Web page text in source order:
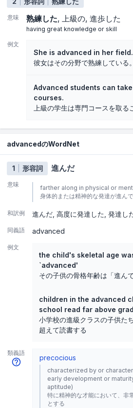
意味 熟練した 上級の 進歩した
having great knowledge or skill
例文
She is advanced in her field.
彼女はその分野で熟練している。
Advanced students can
courses.
上級の学生は専門コースを取る
advancedのWordNet
1 形容詞 進んだ
意味
farther along in physical or
身体的または精神的な発達が進ん
和訳例 進んだ 高度に発達した 発達し
同義語 advanced
例文
the child's skeletal age
`advanced'
その子供の骨格年齢は「進ん
children in the advanced
school read far above
小学校の進級クラスの子供た
超えて読書する
類義語
precocious
characterized by or
early development or
aptitude)
特に精神的な才能において、非
とする